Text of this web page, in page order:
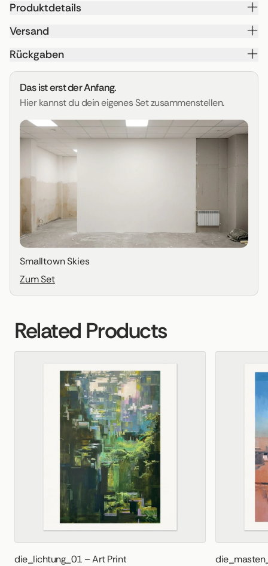
Produktdetails
Versand
Rückgaben
Das ist erst der Anfang.
Hier kannst du dein eigenes Set zusammenstellen.
Smalltown Skies
Zum Set
Related Products
die_lichtung_01 – Art Print